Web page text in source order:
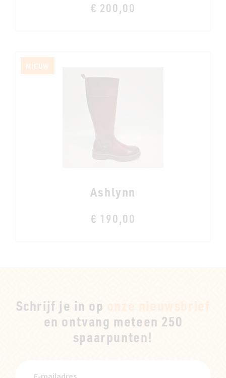
€ 200,00
NIEUW
Ashlynn
€ 190,00
Schrijf je in op
en ontvang meteen 250
spaarpunten!